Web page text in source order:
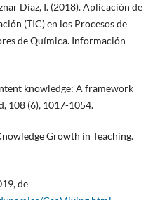
Díaz, I. (2018). Aplicación de
(TIC) en los Procesos de
de Química. Información
knowledge: A framework
108 (6), 1017-1054.
Growth in Teaching.
de